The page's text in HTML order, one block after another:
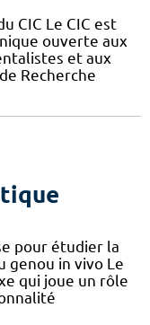
CIC Le CIC est
ouverte aux
et aux
Recherche
pour étudier la
genou in vivo Le
qui joue un rôle